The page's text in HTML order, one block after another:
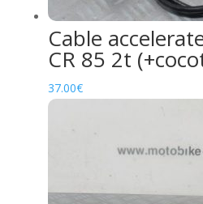
Cable
CR 85 2t
37.00€